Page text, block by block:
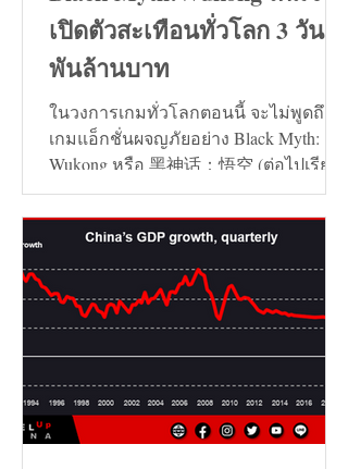
เปิดตัวสะเทือนทั่วโลก 3 วัน 7
พันล้านบาท
ในวงการเกมทั่วโลกตอนนี้ จะไม่พูดถึง
เกมแอ็กชั่นผจญภัยอย่าง Black Myth:
Wukong หรือ 黑神话：悟空 (ต่อไปเรียก
ว่า เกมหงอคง) ไม่ได้เลย...